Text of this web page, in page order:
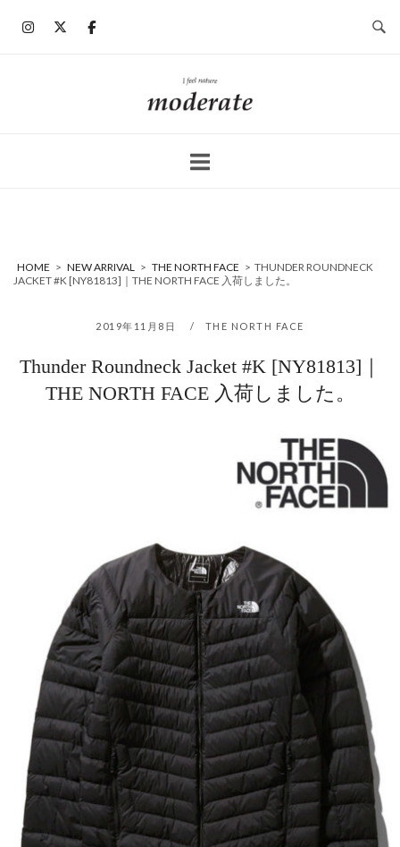
ホ
ー
HOME > NEW ARRIVAL > THE NORTH FACE > THUNDER ROUNDNECK
JACKET #K [NY81813]｜THE NORTH FACE 入荷しました。
2019年11月8日 THE NORTH FACE
Thunder Roundneck Jacket #K [NY81813]｜
THE NORTH FACE 入荷しました。